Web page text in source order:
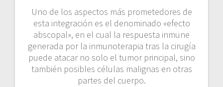
Uno de los aspectos más prometedores de
esta integración es el denominado «efecto
abscopal», en el cual la respuesta inmune
generada por la inmunoterapia tras la cirugía
puede atacar no solo el tumor principal, sino
también posibles células malignas en otras
partes del cuerpo.